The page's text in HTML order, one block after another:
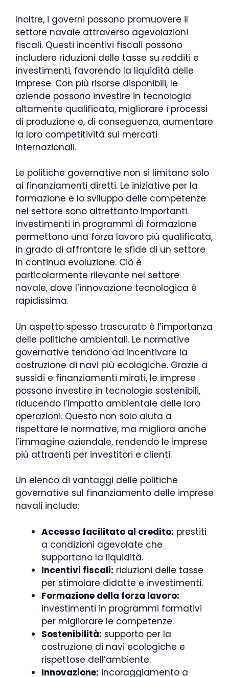
Inoltre, i governi possono promuovere il
settore navale attraverso agevolazioni
fiscali. Questi incentivi fiscali possono
includere riduzioni delle tasse su redditi e
investimenti, favorendo la liquidità delle
imprese. Con più risorse disponibili, le
aziende possono investire in tecnologia
altamente qualificata, migliorare i processi
di produzione e, di conseguenza, aumentare
la loro competitività sui mercati
internazionali.
Le politiche governative non si limitano solo
ai finanziamenti diretti. Le iniziative per la
formazione e lo sviluppo delle competenze
nel settore sono altrettanto importanti.
Investimenti in programmi di formazione
permettono una forza lavoro più qualificata,
in grado di affrontare le sfide di un settore
in continua evoluzione. Ciò è
particolarmente rilevante nel settore
navale, dove l’innovazione tecnologica è
rapidissima.
Un aspetto spesso trascurato è l’importanza
delle politiche ambientali. Le normative
governative tendono ad incentivare la
costruzione di navi più ecologiche. Grazie a
sussidi e finanziamenti mirati, le imprese
possono investire in tecnologie sostenibili,
riducendo l’impatto ambientale delle loro
operazioni. Questo non solo aiuta a
rispettare le normative, ma migliora anche
l’immagine aziendale, rendendo le imprese
più attraenti per investitori e clienti.
Un elenco di vantaggi delle politiche
governative sul finanziamento delle imprese
navali include:
Accesso facilitato al credito: prestiti
a condizioni agevolate che
supportano la liquidità.
Incentivi fiscali: riduzioni delle tasse
per stimolare didatte e investimenti.
Formazione della forza lavoro:
investimenti in programmi formativi
per migliorare le competenze.
Sostenibilità: supporto per la
costruzione di navi ecologiche e
rispettose dell’ambiente.
Innovazione: incoraggiamento a